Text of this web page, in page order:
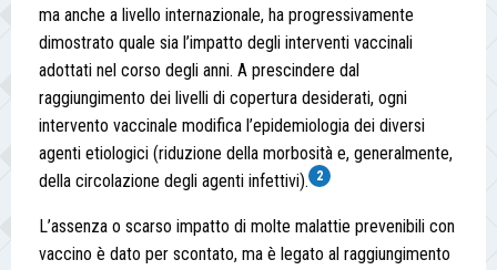
ma anche a livello internazionale, ha progressivamente
dimostrato quale sia l’impatto degli interventi vaccinali
adottati nel corso degli anni. A prescindere dal
raggiungimento dei livelli di copertura desiderati, ogni
intervento vaccinale modifica l’epidemiologia dei diversi
agenti etiologici (riduzione della morbosità e, generalmente,
della circolazione degli agenti infettivi).
2
L’assenza o scarso impatto di molte malattie prevenibili con
vaccino è dato per scontato, ma è legato al raggiungimento